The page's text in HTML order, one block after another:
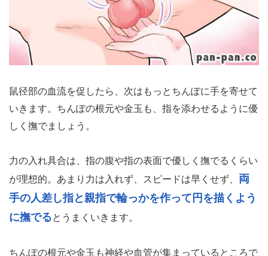
鼠径部の血流を促したら、次はもっとちんぽに手を寄せて
いきます。ちんぽの根元や金玉も、指を添わせるように優
しく撫でましょう。
力の入れ具合は、指の腹や指の表面で優しく撫でるくらい
が理想的。あまり力は入れず、スピードは早くせず、 両
手の人差し指と親指で輪っかを作って円を描くよう
に撫でるとうまくいきます。
ちんぽの根元や金玉も神経や血管が集まっているところで